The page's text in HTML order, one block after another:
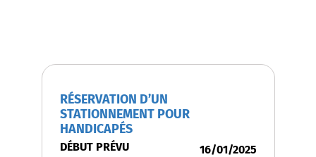
RÉSERVATION D’UN
STATIONNEMENT POUR
HANDICAPÉS
DÉBUT PRÉVU
16/01/2025